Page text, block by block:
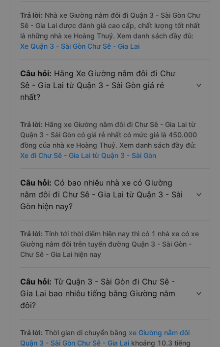
Trả lời: Nhà xe Giường nằm đôi đi Quận 3 - Sài Gòn Chư
Sê - Gia Lai được đánh giá cao cấp, chất lượng tốt nhất
là những nhà xe Hoàng Thuỷ. Xem danh sách đầy đủ:
Xe Quận 3 - Sài Gòn Chư Sê - Gia Lai
Câu hỏi: Hãng Xe Giường nằm đôi đi Chư
Sê - Gia Lai từ Quận 3 - Sài Gòn giá rẻ
nhất?
Trả lời: Hãng xe Giường nằm đôi đi Chư Sê - Gia Lai từ
Quận 3 - Sài Gòn có giá rẻ nhất có mức giá là 450.000
đồng của nhà xe Hoàng Thuỷ. Xem danh sách đầy đủ:
Xe đi Chư Sê - Gia Lai từ Quận 3 - Sài Gòn
Câu hỏi: Có bao nhiêu nhà xe có Giường
nằm đôi đi Chư Sê - Gia Lai từ Quận 3 - Sài
Gòn hiện nay?
Trả lời: Tính tới thời điểm hiện nay thì có 1 nhà xe có xe
Giường nằm đôi trên tuyến đường Quận 3 - Sài Gòn -
Chư Sê - Gia Lai hiện nay
Câu hỏi: Từ Quận 3 - Sài Gòn đi Chư Sê -
Gia Lai bao nhiêu tiếng bằng Giường nằm
đôi?
Trả lời: Thời gian di chuyển bằng xe Giường nằm đôi
Quận 3 - Sài Gòn Chư Sê - Gia Lai khoảng 10.3 tiếng